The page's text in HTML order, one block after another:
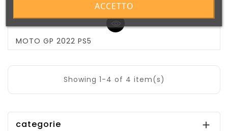
MOTO GP 2022 PS5
Showing 1-4 of 4 item(s)
categorie 
ACCETTO